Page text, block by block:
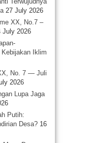
27 July 2026
XX, No.7 –
July 2026
Iklim
No. 7 — Juli
2026
Lupa Jaga
Putih:
Desa? 16